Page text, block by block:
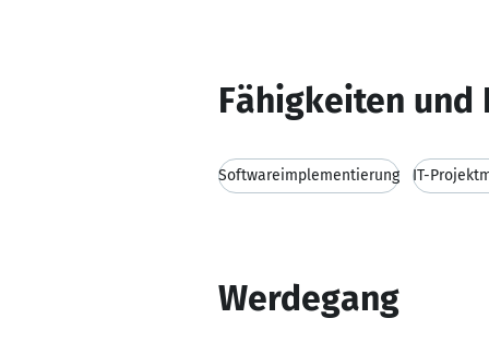
Fähigkeiten und
Softwareimplementierung IT-
Werdegang